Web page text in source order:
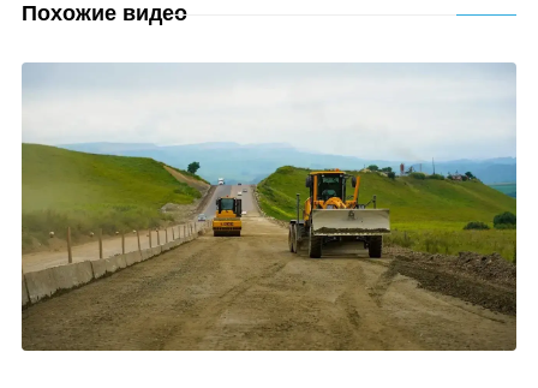
Похожие видео